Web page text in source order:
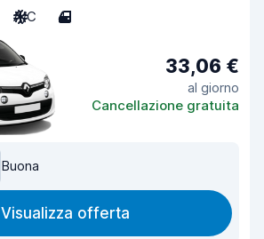
A/C 4
33,06 €
al giorno
Cancellazione gratuita
Buona
Visualizza offerta